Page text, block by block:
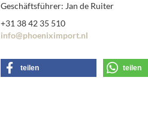
Geschäftsführer: Jan de Ruiter
+31 38 42 35 510
info@phoeniximport.nl
teilen teilen